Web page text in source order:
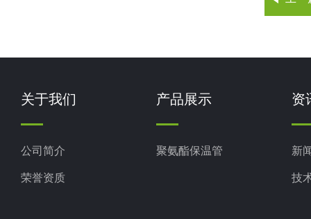
关于我们
公司简介
荣誉资质
产品展示
聚氨酯保温管
资
新
技